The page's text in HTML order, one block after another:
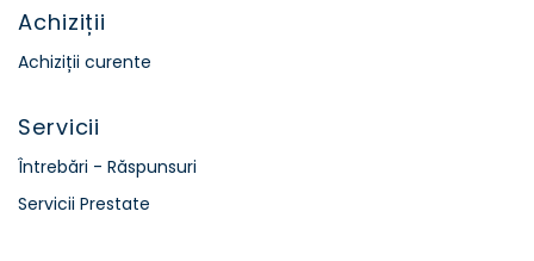
Achiziții
Achiziții curente
Servicii
Întrebări - Răspunsuri
Servicii Prestate